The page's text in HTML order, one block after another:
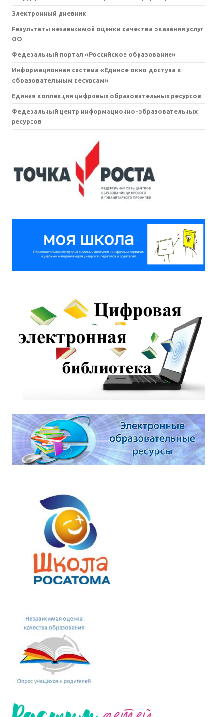
Электронный дневник
Результаты независимой оценки качества оказания услуг
ОО
Федеральный портал «Российское образование»
Информационная система «Единое окно доступа к
образовательным ресурсам»
Единая коллекция цифровых образовательных ресурсов
Федеральный центр информационно-образовательных
ресурсов